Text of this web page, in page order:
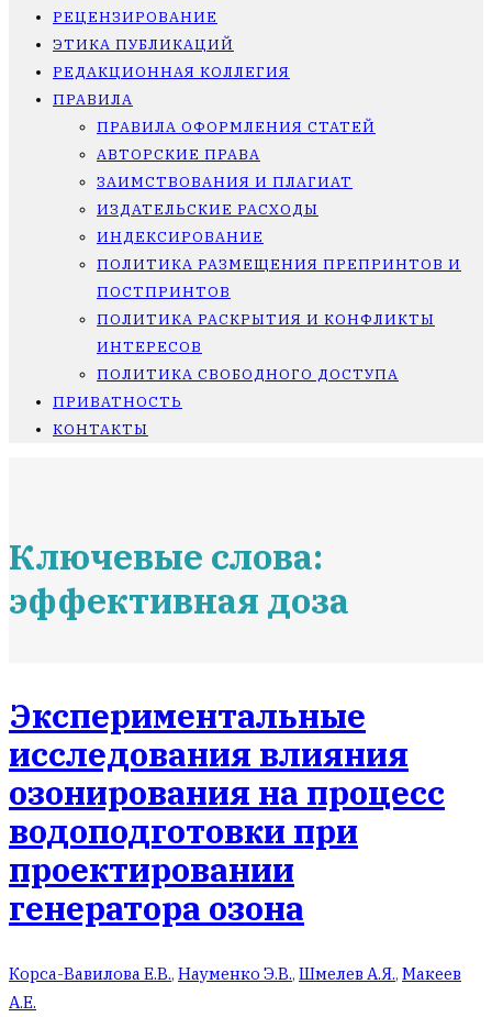
РЕЦЕНЗИРОВАНИЕ
ЭТИКА ПУБЛИКАЦИЙ
РЕДАКЦИОННАЯ КОЛЛЕГИЯ
ПРАВИЛА
ПРАВИЛА ОФОРМЛЕНИЯ СТАТЕЙ
АВТОРСКИЕ ПРАВА
ЗАИМСТВОВАНИЯ И ПЛАГИАТ
ИЗДАТЕЛЬСКИЕ РАСХОДЫ
ИНДЕКСИРОВАНИЕ
ПОЛИТИКА РАЗМЕЩЕНИЯ ПРЕПРИНТОВ И
ПОСТПРИНТОВ
ПОЛИТИКА РАСКРЫТИЯ И КОНФЛИКТЫ
ИНТЕРЕСОВ
ПОЛИТИКА СВОБОДНОГО ДОСТУПА
ПРИВАТНОСТЬ
КОНТАКТЫ
Ключевые слова:
эффективная доза
Экспериментальные
исследования влияния
озонирования на процесс
водоподготовки при
проектировании
генератора озона
Корса-Вавилова Е.В., Науменко Э.В., Шмелев А.Я., Макеев
А.Е.